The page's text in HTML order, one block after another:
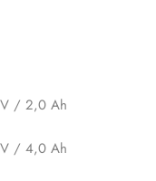
/ 2,0 Ah
/ 4,0 Ah